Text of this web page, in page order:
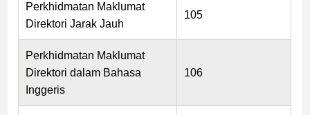
Perkhidmatan Maklumat
Direktori Jarak Jauh
105
Perkhidmatan Maklumat
Direktori dalam Bahasa
Inggeris
106